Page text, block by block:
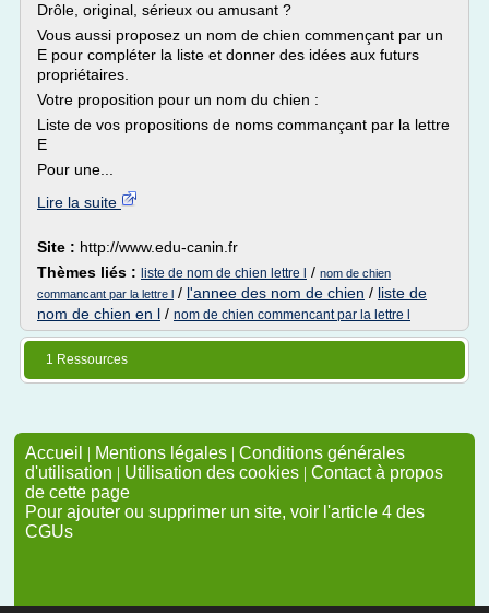
Drôle, original, sérieux ou amusant ?
Vous aussi proposez un nom de chien commençant par un
E pour compléter la liste et donner des idées aux futurs
propriétaires.
Votre proposition pour un nom du chien :
Liste de vos propositions de noms commançant par la lettre
E
Pour une...
Lire la suite
Site : http://www.edu-canin.fr
Thèmes liés : liste de nom de chien lettre l / nom de chien
commancant par la lettre l / l'annee des nom de chien / liste de
nom de chien en l / nom de chien commencant par la lettre l
1 Ressources
Accueil | Mentions légales | Conditions générales
d'utilisation | Utilisation des cookies | Contact à propos
de cette page
Pour ajouter ou supprimer un site, voir l'article 4 des
CGUs